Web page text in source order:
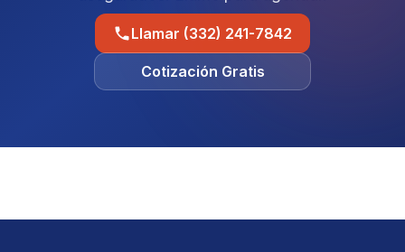
Llamar (332) 241-7842
Cotización Gratis